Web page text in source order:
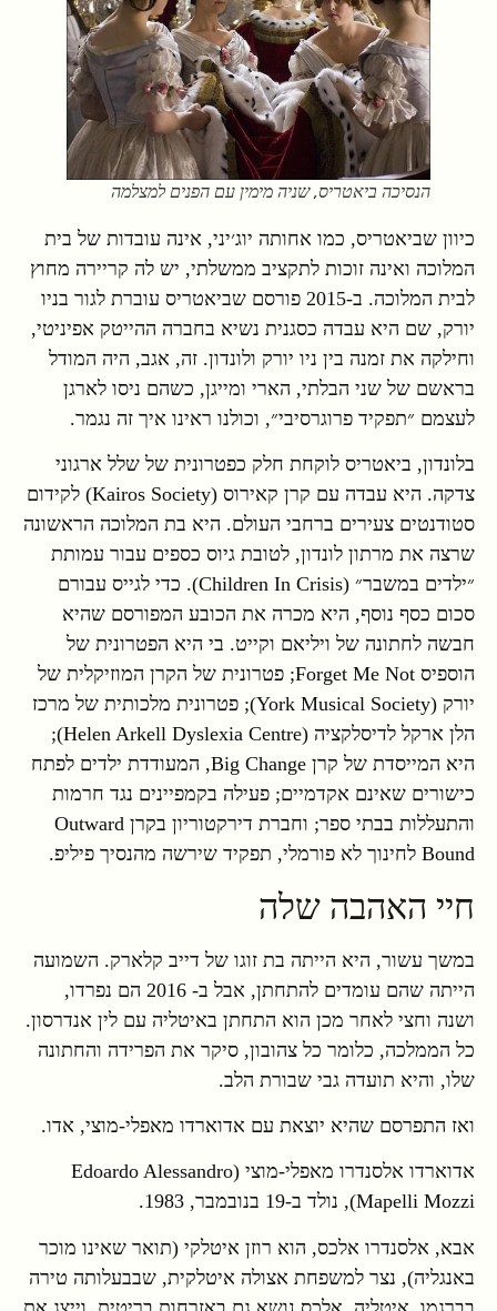
הנסיכה ביאטריס, שניה מימין עם הפנים למצלמה
כיוון שביאטריס, כמו אחותה יוג׳יני, אינה עובדות של בית
המלוכה ואינה זוכות לתקציב ממשלתי, יש לה קריירה מחוץ
לבית המלוכה. ב-2015 פורסם שביאטריס עוברת לגור בניו
יורק, שם היא עבדה כסגנית נשיא בחברה ההייטק אפיניטי,
וחילקה את זמנה בין ניו יורק ולונדון. זה, אגב, היה המודל
בראשם של שני הבלתי, הארי ומייגן, כשהם ניסו לארגן
לעצמם ״תפקיד פרוגרסיבי״, וכולנו ראינו איך זה נגמר.
בלונדון, ביאטריס לוקחת חלק כפטרונית של שלל ארגוני
צדקה. היא עבדה עם קרן קאירוס (Kairos Society) לקידום
סטודנטים צעירים ברחבי העולם. היא בת המלוכה הראשונה
שרצה את מרתון לונדון, לטובת גיוס כספים עבור עמותת
״ילדים במשבר״ (Children In Crisis). כדי לגייס עבורם
סכום כסף נוסף, היא מכרה את הכובע המפורסם שהיא
חבשה לחתונה של ויליאם וקייט. בי היא הפטרונית של
הוספיס Forget Me Not; פטרונית של הקרן המוזיקלית של
יורק (York Musical Society); פטרונית מלכותית של מרכז
הלן ארקל לדיסלקציה (Helen Arkell Dyslexia Centre);
היא המייסדת של קרן Big Change, המעודדת ילדים לפתח
כישורים שאינם אקדמיים; פעילה בקמפיינים נגד חרמות
והתעללות בבתי ספר; וחברת דירקטוריון בקרן Outward
Bound לחינוך לא פורמלי, תפקיד שירשה מהנסיך פיליפ.
חיי האהבה שלה
במשך עשור, היא הייתה בת זוגו של דייב קלארק. השמועה
הייתה שהם עומדים להתחתן, אבל ב- 2016 הם נפרדו,
ושנה וחצי לאחר מכן הוא התחתן באיטליה עם לין אנדרסון.
כל הממלכה, כלומר כל צהובון, סיקר את הפרידה והחתונה
שלו, והיא תועדה גבי שבורת הלב.
ואז התפרסם שהיא יוצאת עם אדוארדו מאפלי-מוצי, אדו.
אדוארדו אלסנדרו מאפלי-מוצי (Edoardo Alessandro
Mapelli Mozzi), נולד ב-19 בנובמבר, 1983.
אבא, אלסנדרו אלכס, הוא רוזן איטלקי (תואר שאינו מוכר
באנגליה), נצר למשפחת אצולה איטלקית, שבבעלותה טירה